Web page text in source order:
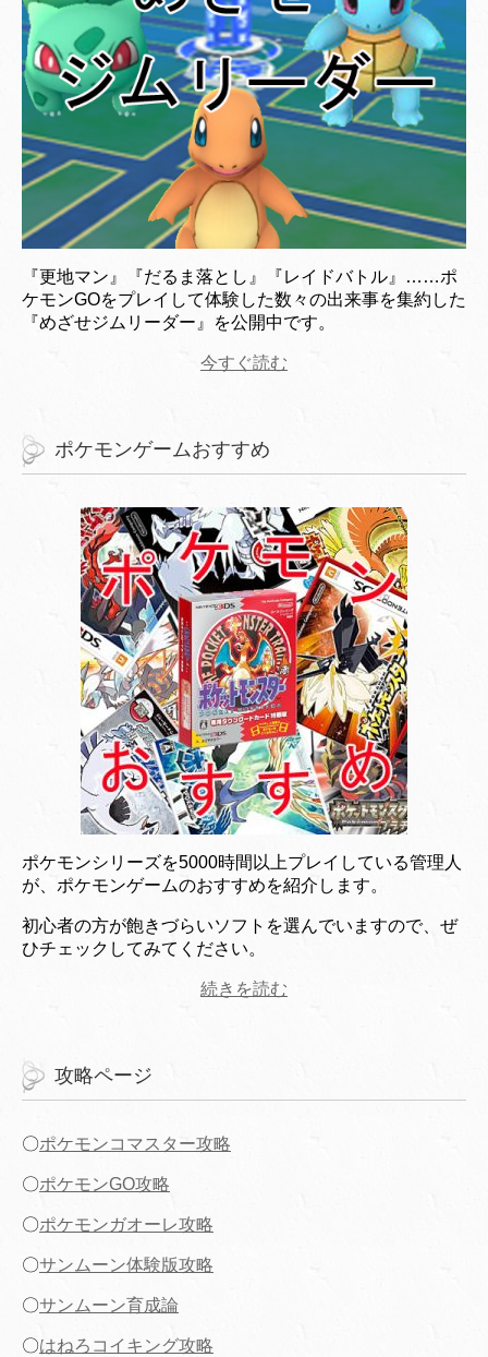
『更地マン』『だるま落とし』『レイドバトル』……ポ
ケモンGOをプレイして体験した数々の出来事を集約した
『めざせジムリーダー』を公開中です。
今すぐ読む
ポケモンゲームおすすめ
ポケモンシリーズを5000時間以上プレイしている管理人
が、ポケモンゲームのおすすめを紹介します。
初心者の方が飽きづらいソフトを選んでいますので、ぜ
ひチェックしてみてください。
続きを読む
攻略ページ
〇ポケモンコマスター攻略
〇ポケモンGO攻略
〇ポケモンガオーレ攻略
〇サンムーン体験版攻略
〇サンムーン育成論
〇はねろコイキング攻略